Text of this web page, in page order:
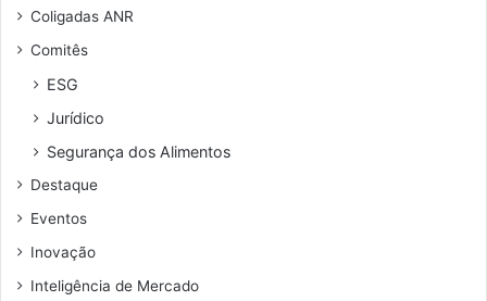
Coligadas ANR
Comitês
ESG
Jurídico
Segurança dos Alimentos
Destaque
Eventos
Inovação
Inteligência de Mercado